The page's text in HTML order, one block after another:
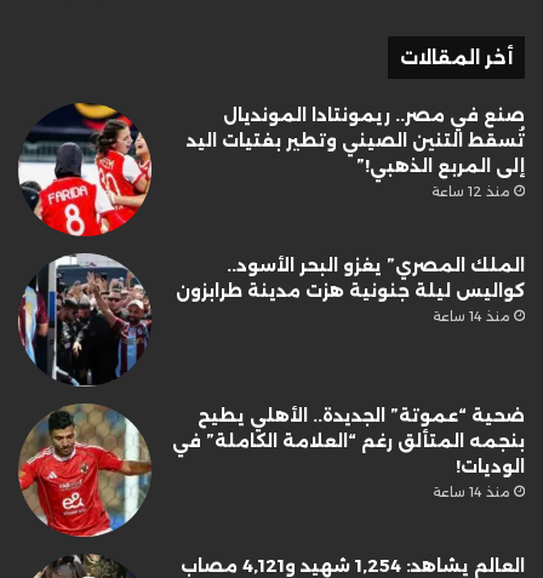
أخر المقالات
صنع في مصر.. ريمونتادا المونديال
تُسقط التنين الصيني وتطير بفتيات اليد
إلى المربع الذهبي!”
منذ 12 ساعة
الملك المصري” يغزو البحر الأسود..
كواليس ليلة جنونية هزت مدينة طرابزون
منذ 14 ساعة
ضحية “عموتة” الجديدة.. الأهلي يطيح
بنجمه المتألق رغم “العلامة الكاملة” في
الوديات!
منذ 14 ساعة
العالم يشاهد: 1,254 شهيد و4,121 مصاب